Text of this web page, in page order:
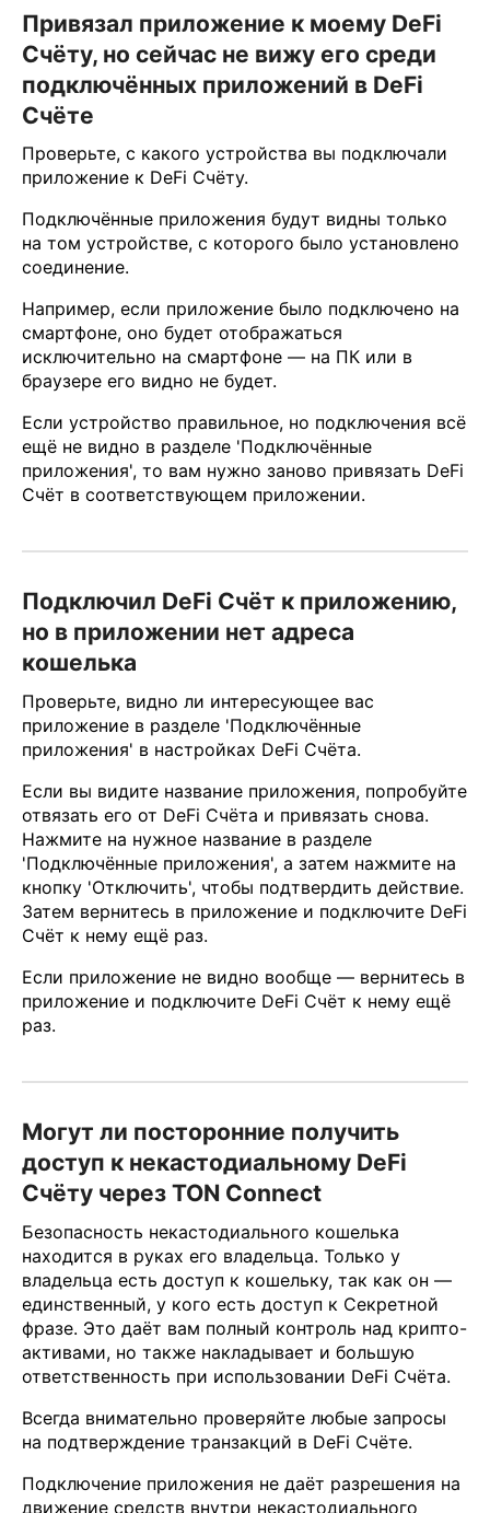
Привязал приложение к моему DeFi
Счёту, но сейчас не вижу его среди
подключённых приложений в DeFi
Счёте
Проверьте, с какого устройства вы подключали
приложение к DeFi Счёту.
Подключённые приложения будут видны только
на том устройстве, с которого было установлено
соединение.
Например, если приложение было подключено на
смартфоне, оно будет отображаться
исключительно на смартфоне — на ПК или в
браузере его видно не будет.
Если устройство правильное, но подключения всё
ещё не видно в разделе 'Подключённые
приложения', то вам нужно заново привязать DeFi
Счёт в соответствующем приложении.
Подключил DeFi Счёт к приложению,
но в приложении нет адреса
кошелька
Проверьте, видно ли интересующее вас
приложение в разделе 'Подключённые
приложения' в настройках DeFi Счёта.
Если вы видите название приложения, попробуйте
отвязать его от DeFi Счёта и привязать снова.
Нажмите на нужное название в разделе
'Подключённые приложения', а затем нажмите на
кнопку 'Отключить', чтобы подтвердить действие.
Затем вернитесь в приложение и подключите DeFi
Счёт к нему ещё раз.
Если приложение не видно вообще — вернитесь в
приложение и подключите DeFi Счёт к нему ещё
раз.
Могут ли посторонние получить
доступ к некастодиальному DeFi
Счёту через TON Connect
Безопасность некастодиального кошелька
находится в руках его владельца. Только у
владельца есть доступ к кошельку, так как он —
единственный, у кого есть доступ к Секретной
фразе. Это даёт вам полный контроль над крипто-
активами, но также накладывает и большую
ответственность при использовании DeFi Счёта.
Всегда внимательно проверяйте любые запросы
на подтверждение транзакций в DeFi Счёте.
Подключение приложения не даёт разрешения на
движение средств внутри некастодиального